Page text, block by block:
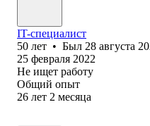
IT-специалист
50 лет • Был 28 августа
25 февраля 2022
Не ищет работу
Общий опыт
26 лет 2 месяца